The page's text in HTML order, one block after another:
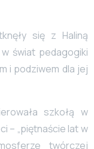
się z Haliną
świat pedagogiki
i podziwem dla jej
szkołą w
– „piętnaście lat w
twórczej